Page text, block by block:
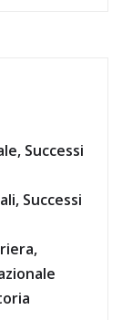
Successi
Successi